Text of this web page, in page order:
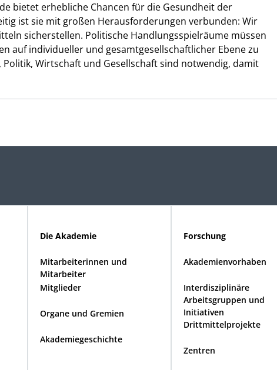
bietet erhebliche Chancen für die Gesundheit der
ist sie mit großen Herausforderungen verbunden: Wir
sicherstellen. Politische Handlungsspielräume müssen
auf individueller und gesamtgesellschaftlicher Ebene zu
Wirtschaft und Gesellschaft sind notwendig, damit
Die Akademie
Mitarbeiterinnen und
Mitarbeiter
Mitglieder
Organe und Gremien
Akademiegeschichte
Forschung
Akademienvorhaben
Interdisziplinäre
Arbeitsgruppen und
Initiativen
Drittmittelprojekte
Zentren